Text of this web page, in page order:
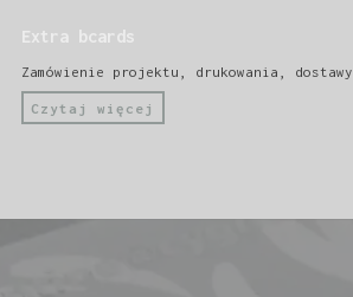
Extra bcards
Zamówienie projektu, drukowania, dostawy
Czytaj więcej